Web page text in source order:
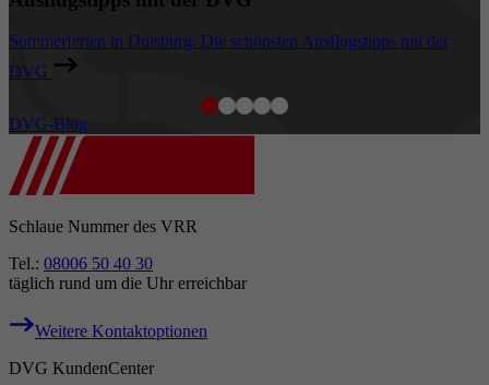
Sommerferien in Duisburg: Die schönsten Ausflugstipps mit der
DVG
DVG-Blog
Schlaue Nummer des VRR
Tel.: 08006 50 40 30
täglich rund um die Uhr erreichbar
Weitere Kontaktoptionen
DVG KundenCenter